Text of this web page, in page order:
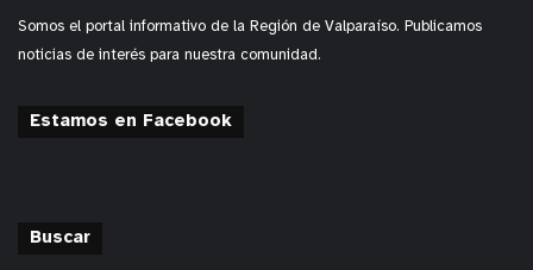
Somos el portal informativo de la Región de Valparaíso. Publicamos
noticias de interés para nuestra comunidad.
Estamos en Facebook
Buscar